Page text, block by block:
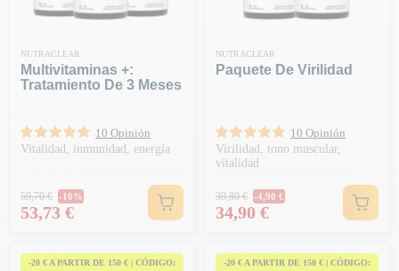
NUTRACLEAR
Multivitaminas +:
Tratamiento De 3 Meses
10 Opinión
Vitalidad, inmunidad, energía
Precio habitual
59,70 € -10%
Precio
53,73 €
NUTRACLEAR
Paquete De Virilidad
10 Opinión
Virilidad, tono muscular,
vitalidad
Precio habitual
39,80 € -4,90 €
Precio
34,90 €
-20 € A PARTIR DE 150 € | CÓDIGO:
-20 € A PARTIR DE 150 € | CÓDIGO: